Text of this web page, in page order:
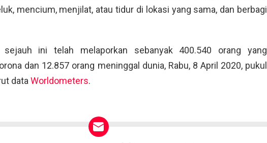
mencium, menjilat, atau tidur di lokasi yang sama, dan berbagi
sejauh ini telah melaporkan sebanyak 400.540 orang yang
dan 12.857 orang meninggal dunia, Rabu, 8 April 2020, pukul
data Worldometers.